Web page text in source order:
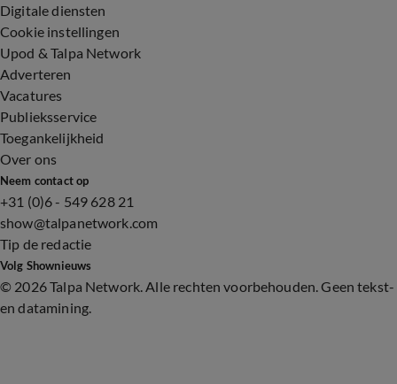
Digitale diensten
Cookie instellingen
Upod & Talpa Network
Adverteren
Vacatures
Publieksservice
Toegankelijkheid
Over ons
Neem contact op
+31 (0)6 - 549 628 21
show@talpanetwork.com
Tip de redactie
Volg Shownieuws
© 2026 Talpa Network. Alle rechten voorbehouden. Geen tekst-
en datamining.